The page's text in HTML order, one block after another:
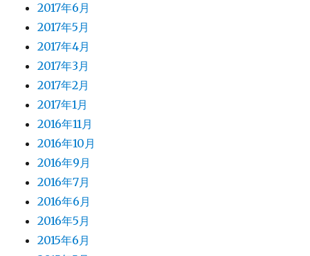
2017年6月
2017年5月
2017年4月
2017年3月
2017年2月
2017年1月
2016年11月
2016年10月
2016年9月
2016年7月
2016年6月
2016年5月
2015年6月